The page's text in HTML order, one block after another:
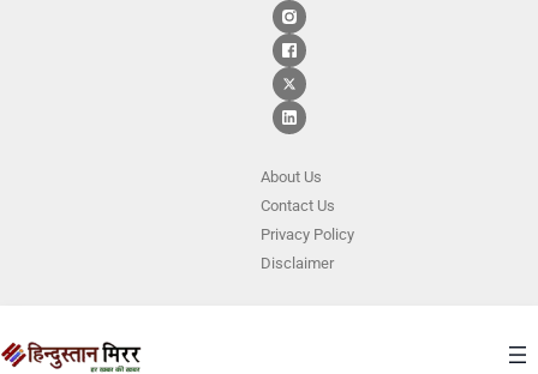
About Us
ContactUs
Privacy Policy
Disclaimer